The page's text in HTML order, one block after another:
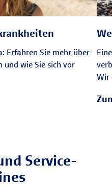
ein Visum
Genehmigung
empfohlen
Sie deckt
Geräte aus
Erfahren Sie mehr über
und wie Sie sich vor
Wir
Service-